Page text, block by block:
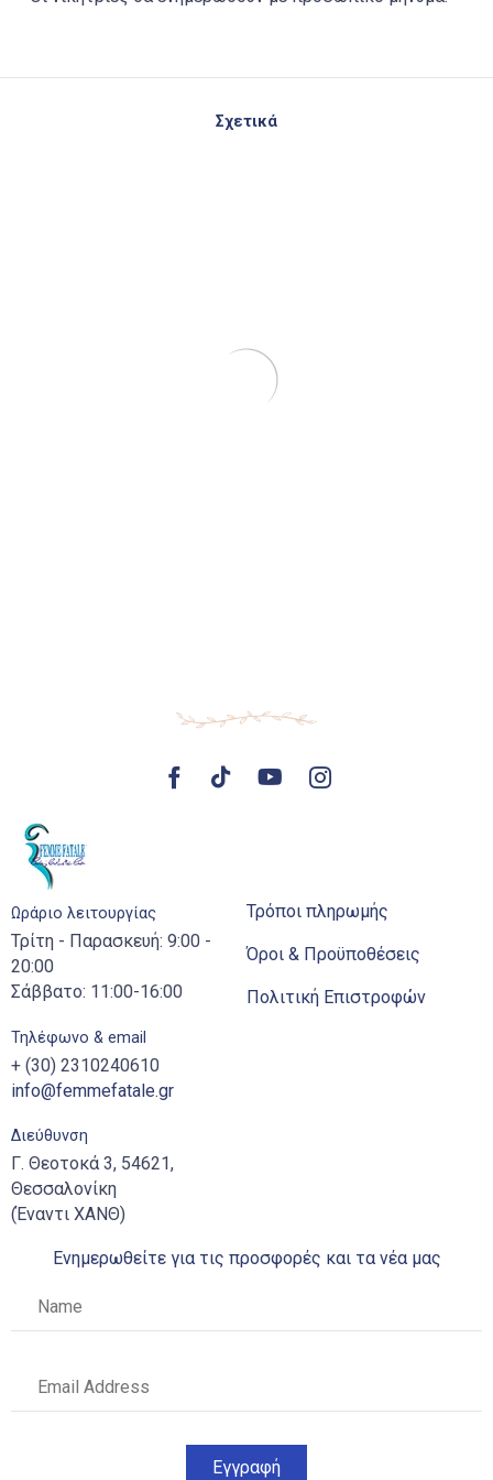
Σχετικά
Ωράριο λειτουργίας
Τρίτη - Παρασκευή: 9:00 -
20:00
Σάββατο: 11:00-16:00
Τηλέφωνο & email
+ (30) 2310240610
info@femmefatale.gr
Διεύθυνση
Γ. Θεοτοκά 3, 54621,
Θεσσαλονίκη
(Έναντι ΧΑΝΘ)
Τρόποι πληρωμής
Όροι & Προϋποθέσεις
Πολιτική Επιστροφών
Ενημερωθείτε για τις προσφορές και τα νέα μας
Εγγραφή